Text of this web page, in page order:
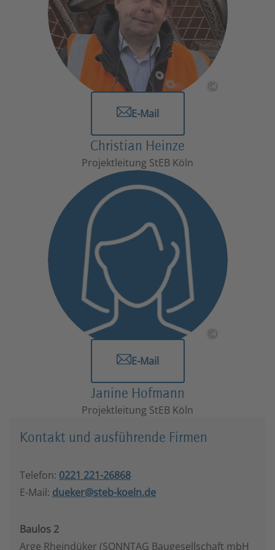
©
E-Mail
Christian Heinze
Projektleitung StEB Köln
©
E-Mail
Janine Hofmann
Projektleitung StEB Köln
Kontakt und ausführende Firmen
Telefon: 0221 221-26868
E-Mail: dueker@steb-koeln.de
Baulos 2
Arge Rheindüker (SONNTAG Baugesellschaft mbH